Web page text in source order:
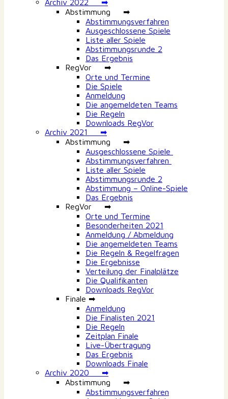
Archiv 2022 ➡
Abstimmung ➡
Abstimmungsverfahren
Ausgeschlossene Spiele
Liste aller Spiele
Abstimmungsrunde 2
Das Ergebnis
RegVor ➡
Orte und Termine
Die Spiele
Anmeldung
Die angemeldeten Teams
Die Regeln
Downloads RegVor
Archiv 2021 ➡
Abstimmung ➡
Ausgeschlossene Spiele
Abstimmungsverfahren
Liste aller Spiele
Abstimmungsrunde 2
Abstimmung – Online-Spiele
Das Ergebnis
RegVor ➡
Orte und Termine
Besonderheiten 2021
Anmeldung / Abmeldung
Die angemeldeten Teams
Die Regeln & Regelfragen
Die Ergebnisse
Verteilung der Finalplätze
Die Qualifikanten
Downloads RegVor
Finale ➡
Anmeldung
Die Finalisten 2021
Die Regeln
Zeitplan Finale
Live-Übertragung
Das Ergebnis
Downloads Finale
Archiv 2020 ➡
Abstimmung ➡
Abstimmungsverfahren